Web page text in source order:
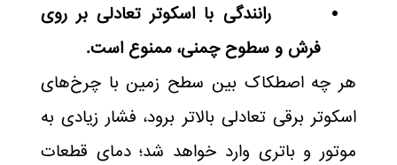
رانندگی با اسکوتر تعادلی بر روی
فرش و سطوح چمنی، ممنوع است.
هر چه اصطکاک بین سطح زمین با چرخ‌های
اسکوتر برقی تعادلی بالاتر برود، فشار زیادی به
موتور و باتری وارد خواهد شد؛ دمای قطعات